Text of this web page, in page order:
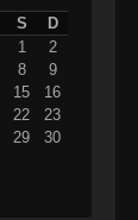
S
D
1
2
8
9
15
16
22
23
29
30